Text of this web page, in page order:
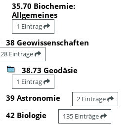
35.70 Biochemie:
Allgemeines
1 Eintrag
38 Geowissenschaften
28 Einträge
38.73 Geodäsie
1 Eintrag
39 Astronomie 2 Einträge
42 Biologie 135 Einträge